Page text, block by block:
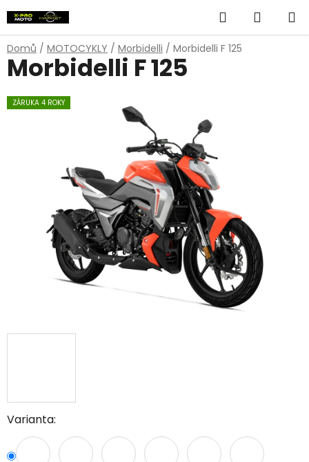
na
obsah
Hledat
KOŠÍK
Domů / MOTOCYKLY / Morbidelli / Morbidelli F 125
Varianta:
Morbidelli F 125
ZÁRUKA 4 ROKY